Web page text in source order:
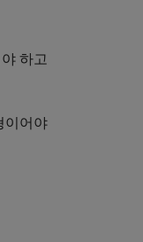
하고
이어야